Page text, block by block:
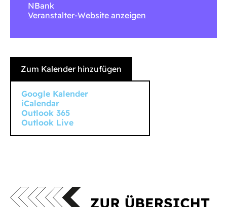
NBank
Veranstalter-Website anzeigen
Zum Kalender hinzufügen
Google Kalender
iCalendar
Outlook 365
Outlook Live